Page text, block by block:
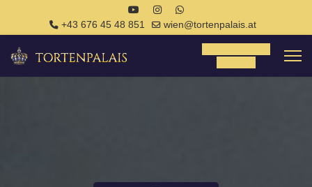
+43 676 45 48 851 wien@tortenpalais.at